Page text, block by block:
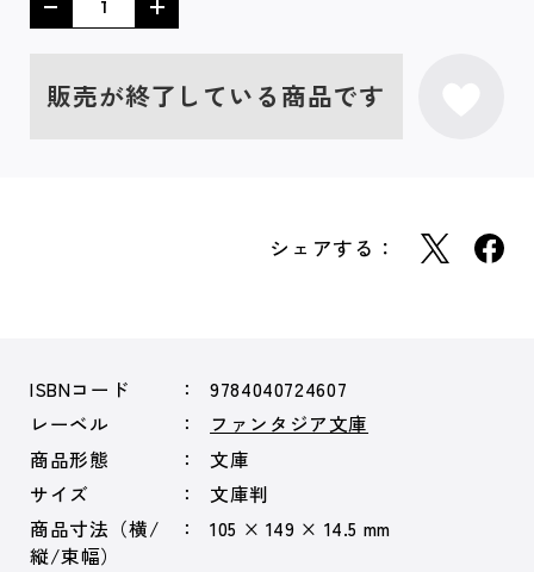
販売が終了している商品です
シェアする：
ISBNコード
9784040724607
レーベル
ファンタジア文庫
商品形態
文庫
サイズ
文庫判
商品寸法（横/
縦/束幅）
105 × 149 × 14.5 mm